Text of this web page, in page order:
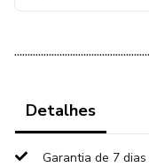
Detalhes
Garantia de 7 dias